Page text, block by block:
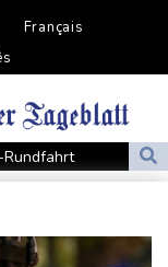
Français
Rundfahrt
Auftaktsieg